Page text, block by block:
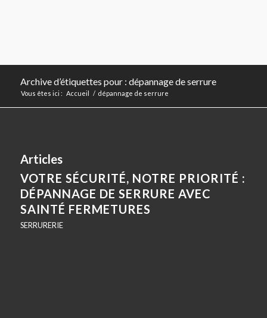
Archive d’étiquettes pour : dépannage de serrure
Vous êtes ici : Accueil / dépannage de serrure
Articles
VOTRE SÉCURITÉ, NOTRE PRIORITÉ :
DÉPANNAGE DE SERRURE AVEC
SAINTÉ FERMETURES
SERRURERIE